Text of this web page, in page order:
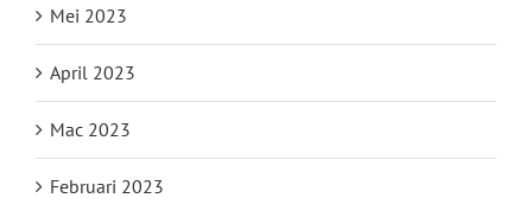
Mei 2023
April 2023
Mac 2023
Februari 2023